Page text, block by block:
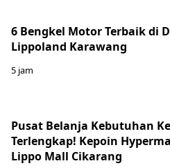
6 Bengkel Motor Terbaik di
Lippoland Karawang
5 jam
Pusat Belanja Kebutuhan
Terlengkap! Kepoin
Lippo Mall Cikarang